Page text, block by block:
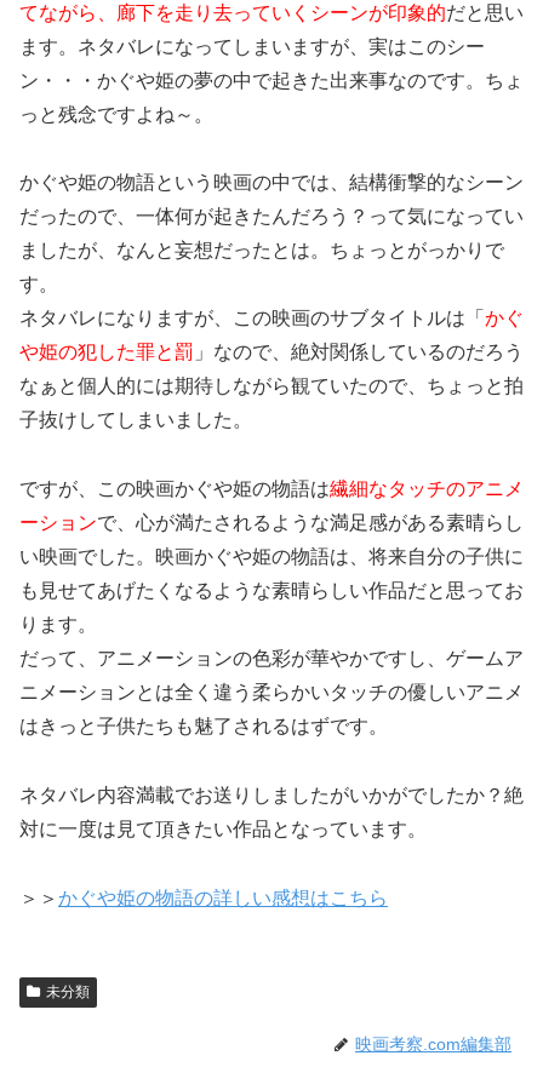
てながら、廊下を走り去っていくシーンが印象的だと思い
ます。ネタバレになってしまいますが、実はこのシー
ン・・・かぐや姫の夢の中で起きた出来事なのです。ちょ
っと残念ですよね～。
かぐや姫の物語という映画の中では、結構衝撃的なシーン
だったので、一体何が起きたんだろう？って気になってい
ましたが、なんと妄想だったとは。ちょっとがっかりで
す。
ネタバレになりますが、この映画のサブタイトルは「 かぐ
や姫の犯した罪と罰 」なので、絶対関係しているのだろう
なぁと個人的には期待しながら観ていたので、ちょっと拍
子抜けしてしまいました。
ですが、この映画かぐや姫の物語は繊細なタッチのアニメ
ーションで、心が満たされるような満足感がある素晴らし
い映画でした。映画かぐや姫の物語は、将来自分の子供に
も見せてあげたくなるような素晴らしい作品だと思ってお
ります。
だって、アニメーションの色彩が華やかですし、ゲームア
ニメーションとは全く違う柔らかいタッチの優しいアニメ
はきっと子供たちも魅了されるはずです。
ネタバレ内容満載でお送りしましたがいかがでしたか？絶
対に一度は見て頂きたい作品となっています。
＞＞ かぐや姫の物語の詳しい感想はこちら
未分類
映画考察.com編集部